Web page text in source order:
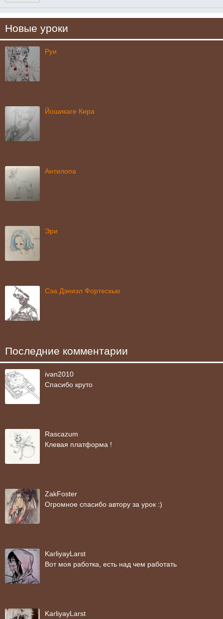
Новые уроки
Руи
Йошикаге Кира
Антилопа
Эри
Сэа Дэниэл Фортескью
Последние комментарии
ivan2010
Спасибо круто
Rascazum
Клевая платформа !
ZakFoster
Огромное спасибо автору за урок :)
KarliyayLarst
Вот моя работка, есть над чем работать
KarliyayLarst